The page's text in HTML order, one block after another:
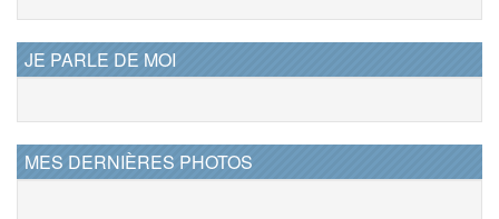
JE PARLE DE MOI
MES DERNIÈRES PHOTOS